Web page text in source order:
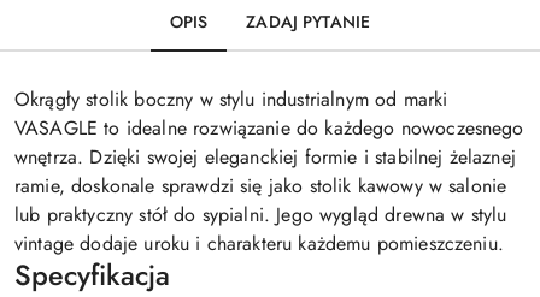
OPIS ZADAJ PYTANIE
Okrągły stolik boczny w stylu industrialnym od marki
VASAGLE to idealne rozwiązanie do każdego nowoczesnego
wnętrza. Dzięki swojej eleganckiej formie i stabilnej żelaznej
ramie, doskonale sprawdzi się jako stolik kawowy w salonie
lub praktyczny stół do sypialni. Jego wygląd drewna w stylu
vintage dodaje uroku i charakteru każdemu pomieszczeniu.
Specyfikacja